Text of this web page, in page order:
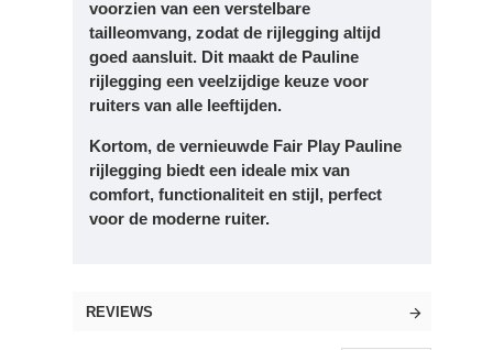
voorzien van een verstelbare
tailleomvang, zodat de rijlegging altijd
goed aansluit. Dit maakt de Pauline
rijlegging een veelzijdige keuze voor
ruiters van alle leeftijden.
Kortom, de vernieuwde Fair Play Pauline
rijlegging biedt een ideale mix van
comfort, functionaliteit en stijl, perfect
voor de moderne ruiter.
REVIEWS